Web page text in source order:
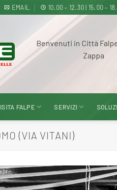
EMAIL 10.00 – 12.30 | 15.00 –
Benvenuti in Città
Zappa
FALPE SERVIZI
(VIA VITANI)